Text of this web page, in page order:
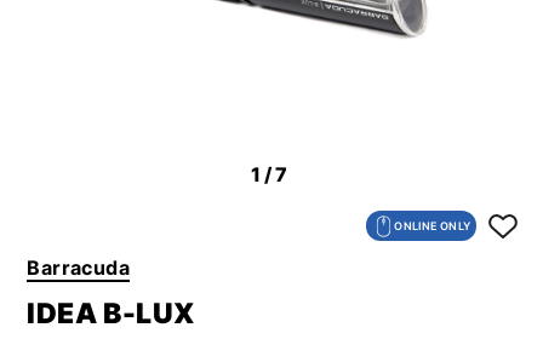
1/7
ONLINE ONLY
Barracuda
IDEA B-LUX